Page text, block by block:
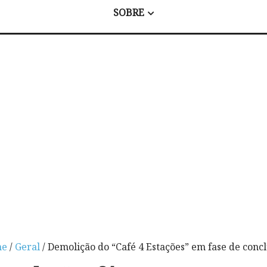
SOBRE
/ Geral/ Demolição do “Café 4 Estações” em fase de